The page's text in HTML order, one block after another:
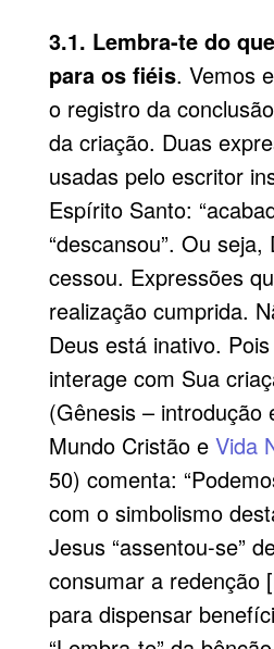
3.1. Lembra-te do
para os fiéis. Vemos
o registro da
da criação. Duas
usadas pelo escritor
Espírito Santo:
“descansou”. Ou seja,
cessou. Expressões
realização cumprida.
Deus está inativo.
interage com Sua
(Gênesis – introdução
Mundo Cristão e Vida
50) comenta:
com o simbolismo
Jesus “assentou-se”
consumar a redenção
para dispensar